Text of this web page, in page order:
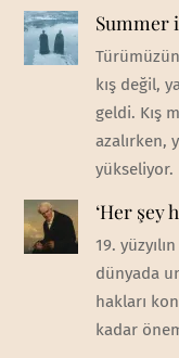
Summer
kış değil,
geldi. Kış
azalırken,
yükseliyor.
‘Her şey
19.
dünyada
hakları
kadar